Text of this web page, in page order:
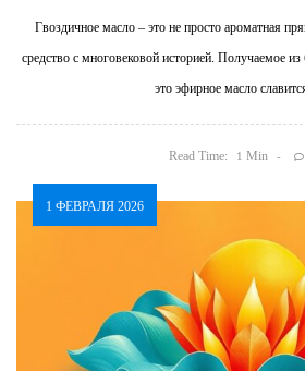
Гвоздичное масло – это не просто ароматная
средство с многовековой историей. Получаемое из
это эфирное масло
Read Time: 1 Min
1 ФЕВРАЛЯ 2026